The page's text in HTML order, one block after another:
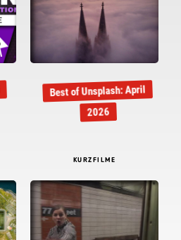
Best of Unsplash: April
2026
KURZFILME